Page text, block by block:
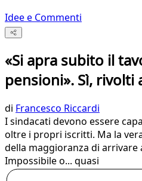
Idee e Commenti
«Si apra subito il
pensioni». Sì, rivolti
di Francesco Riccardi
I sindacati devono essere
oltre i propri iscritti. Ma la
della maggioranza di arrivare
Impossibile o... quasi